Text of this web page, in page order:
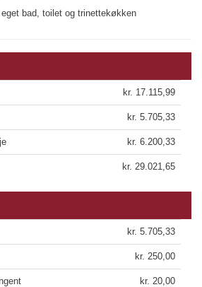
bad, toilet og trinettekøkken
kr. 17.115,99
kr. 5.705,33
kr. 6.200,33
kr. 29.021,65
kr. 5.705,33
kr. 250,00
kr. 20,00